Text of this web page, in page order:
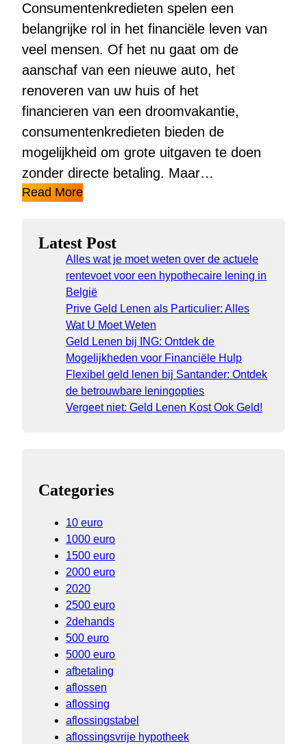
Consumentenkredieten spelen een
belangrijke rol in het financiële leven van
veel mensen. Of het nu gaat om de
aanschaf van een nieuwe auto, het
renoveren van uw huis of het
financieren van een droomvakantie,
consumentenkredieten bieden de
mogelijkheid om grote uitgaven te doen
zonder directe betaling. Maar…
Read More
Latest Post
Alles wat je moet weten over de actuele
rentevoet voor een hypothecaire lening in
België
Prive Geld Lenen als Particulier: Alles
Wat U Moet Weten
Geld Lenen bij ING: Ontdek de
Mogelijkheden voor Financiële Hulp
Flexibel geld lenen bij Santander: Ontdek
de betrouwbare leningopties
Vergeet niet: Geld Lenen Kost Ook Geld!
Categories
10 euro
1000 euro
1500 euro
2000 euro
2020
2500 euro
2dehands
500 euro
5000 euro
afbetaling
aflossen
aflossing
aflossingstabel
aflossingsvrije hypotheek